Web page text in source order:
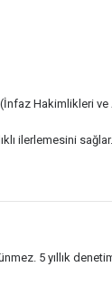
Hakimlikleri ve
ilerlemesini sağlar.
5 yıllık